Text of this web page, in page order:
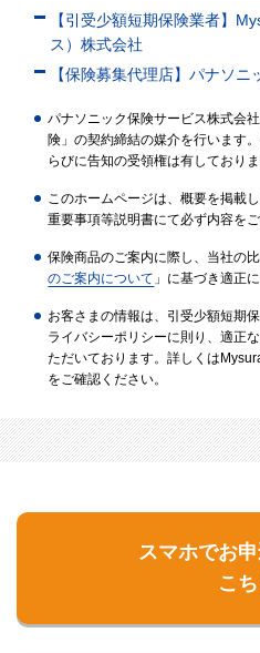
【引受少額短期保険業者】
ス）株式会社
【保険募集代理店】パナソ
パナソニック保険サービス株式会
険」の契約締結の媒介を行います
らびに告知の受領権は有しておりま
このホームページは、概要を掲載
重要事項等説明書にて必ず内容をご
保険商品のご案内に際し、当社の
のご案内について 」に基づき適正
お客さまの情報は、引受少額短期
ライバシーポリシーに則り、適正
ただいております。詳しくは
をご確認ください。
スマホでお
こ